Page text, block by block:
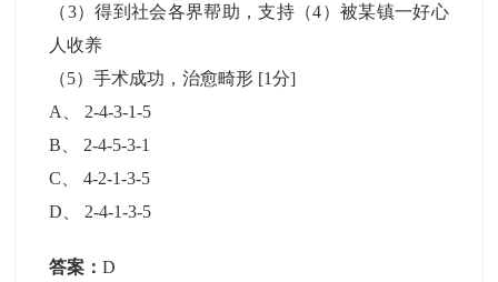
（3）得到社会各界帮助，支持（4）被某镇一好心
人收养
（5）手术成功，治愈畸形 [1分]
A
2-4-3-1-5
B
2-4-5-3-1
C 、4-2-1-3-5
D
2-4-1-3-5
答案：D